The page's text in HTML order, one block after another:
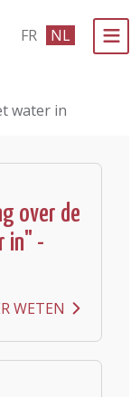
FR NL
water in
over de
in" -
WETEN